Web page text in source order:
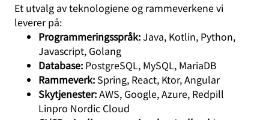
Et utvalg av teknologiene og rammeverkene vi
leverer på:
Programmeringsspråk:Java, Kotlin, Python,
Javascript, Golang
Database: PostgreSQL, MySQL, MariaDB
Rammeverk: Spring, React, Ktor, Angular
Skytjenester:AWS, Google, Azure, Redpill
Linpro Nordic Cloud